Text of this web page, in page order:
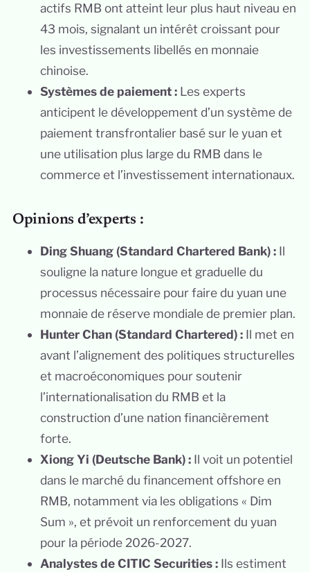
actifs RMB ont atteint leur plus haut niveau en
43 mois, signalant un intérêt croissant pour
les investissements libellés en monnaie
chinoise.
Systèmes de paiement :Les experts
anticipent le développement d’un système de
paiement transfrontalier basé sur le yuan et
une utilisation plus large du RMB dans le
commerce et l’investissement internationaux.
Opinions d’experts :
Ding Shuang (Standard Chartered Bank) :Il
souligne la nature longue et graduelle du
processus nécessaire pour faire du yuan une
monnaie de réserve mondiale de premier plan.
Hunter Chan (Standard Chartered) :Il met en
avant l’alignement des politiques structurelles
et macroéconomiques pour soutenir
l’internationalisation du RMB et la
construction d’une nation financièrement
forte.
Xiong Yi (Deutsche Bank) :Il voit un potentiel
dans le marché du financement offshore en
RMB, notamment via les obligations « Dim
Sum », et prévoit un renforcement du yuan
pour la période 2026-2027.
Analystes de CITIC Securities :Ils estiment